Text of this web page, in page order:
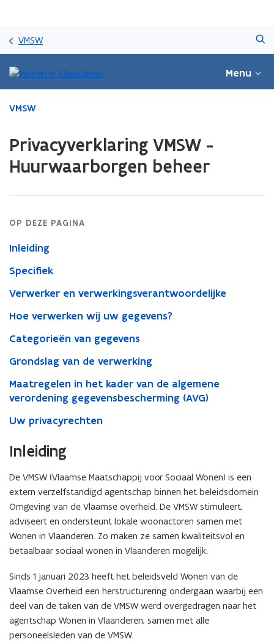
gaan
VMSW
Menu
Gedaan
bevindt
zich
beheer
VMSW
Privacyverklaring VMSW -
Huurwaarborgen beheer
OP DEZE PAGINA
Inleiding
Specifiek
Verwerker en verwerkingsverantwoordelijke
Hoe verwerken wij uw gegevens?
Categorieën van gegevens
Grondslag van de verwerking
Maatregelen in het kader van de algemene
verordening gegevensbescherming (AVG)
Uw privacyrechten
Inleiding
De VMSW (Vlaamse Maatschappij voor Sociaal Wonen) is een
extern verzelfstandigd agentschap binnen het beleidsdomein
Omgeving van de Vlaamse overheid. De VMSW stimuleert,
adviseert en ondersteunt lokale woonactoren samen met
Wonen in Vlaanderen. Zo maken ze samen kwaliteitsvol en
betaalbaar sociaal wonen in Vlaanderen mogelijk.
Sinds 1 januari 2023 heeft het beleidsveld Wonen van de
Vlaamse Overheid een herstructurering ondergaan waarbij een
deel van de taken van de VMSW werd overgedragen naar het
agentschap Wonen in Vlaanderen, samen met alle
personeelsleden van de VMSW.